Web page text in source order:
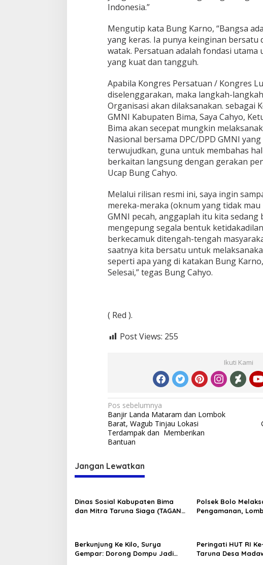
Indonesia.”
Mengutip kata Bung Karno, “Bangsa
yang keras. Ia punya keinginan bersatu
watak. Persatuan adalah fondasi
yang kuat dan tangguh.
Apabila Kongres Persatuan / Kongres
diselenggarakan, maka langkah-
Organisasi akan dilaksanakan. sebagai
GMNI Kabupaten Bima, Saya Cahyo,
Bima akan secepat mungkin
Nasional bersama DPC/DPD GMNI
terwujudkan, guna untuk membahas
berkaitan langsung dengan gerakan
Ucap Bung Cahyo.
Melalui rilisan resmi ini, saya ingin
mereka-meraka (oknum yang tidak
GMNI pecah, anggaplah itu kita
mengepung segala bentuk
berkecamuk ditengah-tengah
saatnya kita bersatu untuk
seperti apa yang di katakan Bung
Selesai,” tegas Bung Cahyo.
( Red ).
Post Views: 255
Ikuti Kami
Navigasi
pos
Pos sebelumnya
Banjir Landa Mataram dan Lombok
Barat, Wagub Tinjau Lokasi
Terdampak dan Memberikan
Bantuan
Jangan Lewatkan
Dinas Sosial Kabupaten Bima
dan Mitra Taruna Siaga (TAGANA)
Polsek Bolo
Pengamanan,
Berkunjung Ke Kilo, Surya
Gempar: Dorong Dompu Jadi
Peringati HUT RI
Taruna Desa